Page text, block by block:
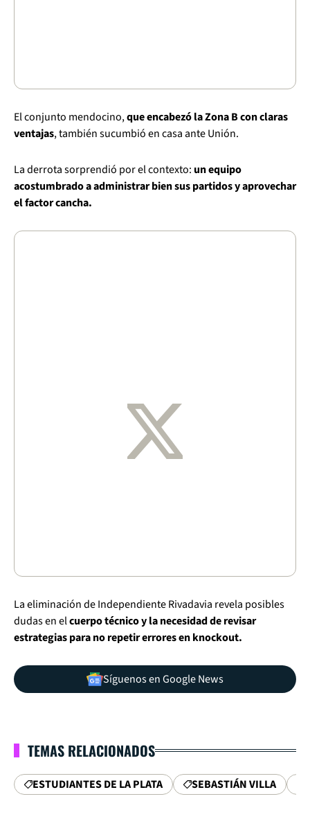
El conjunto mendocino,que encabezó la Zona B con claras
ventajas, también sucumbió en casa ante Unión.
La derrota sorprendió por el contexto: un equipo
acostumbrado a administrar bien sus partidos y aprovechar
el factor cancha.
La eliminación de Independiente Rivadavia revela posibles
dudas en elcuerpo técnico y la necesidad de revisar
estrategias para no repetir errores en knockout.
Síguenos en Google News
TEMAS RELACIONADOS
ESTUDIANTES DE LA PLATA SEBASTIÁN VILLA